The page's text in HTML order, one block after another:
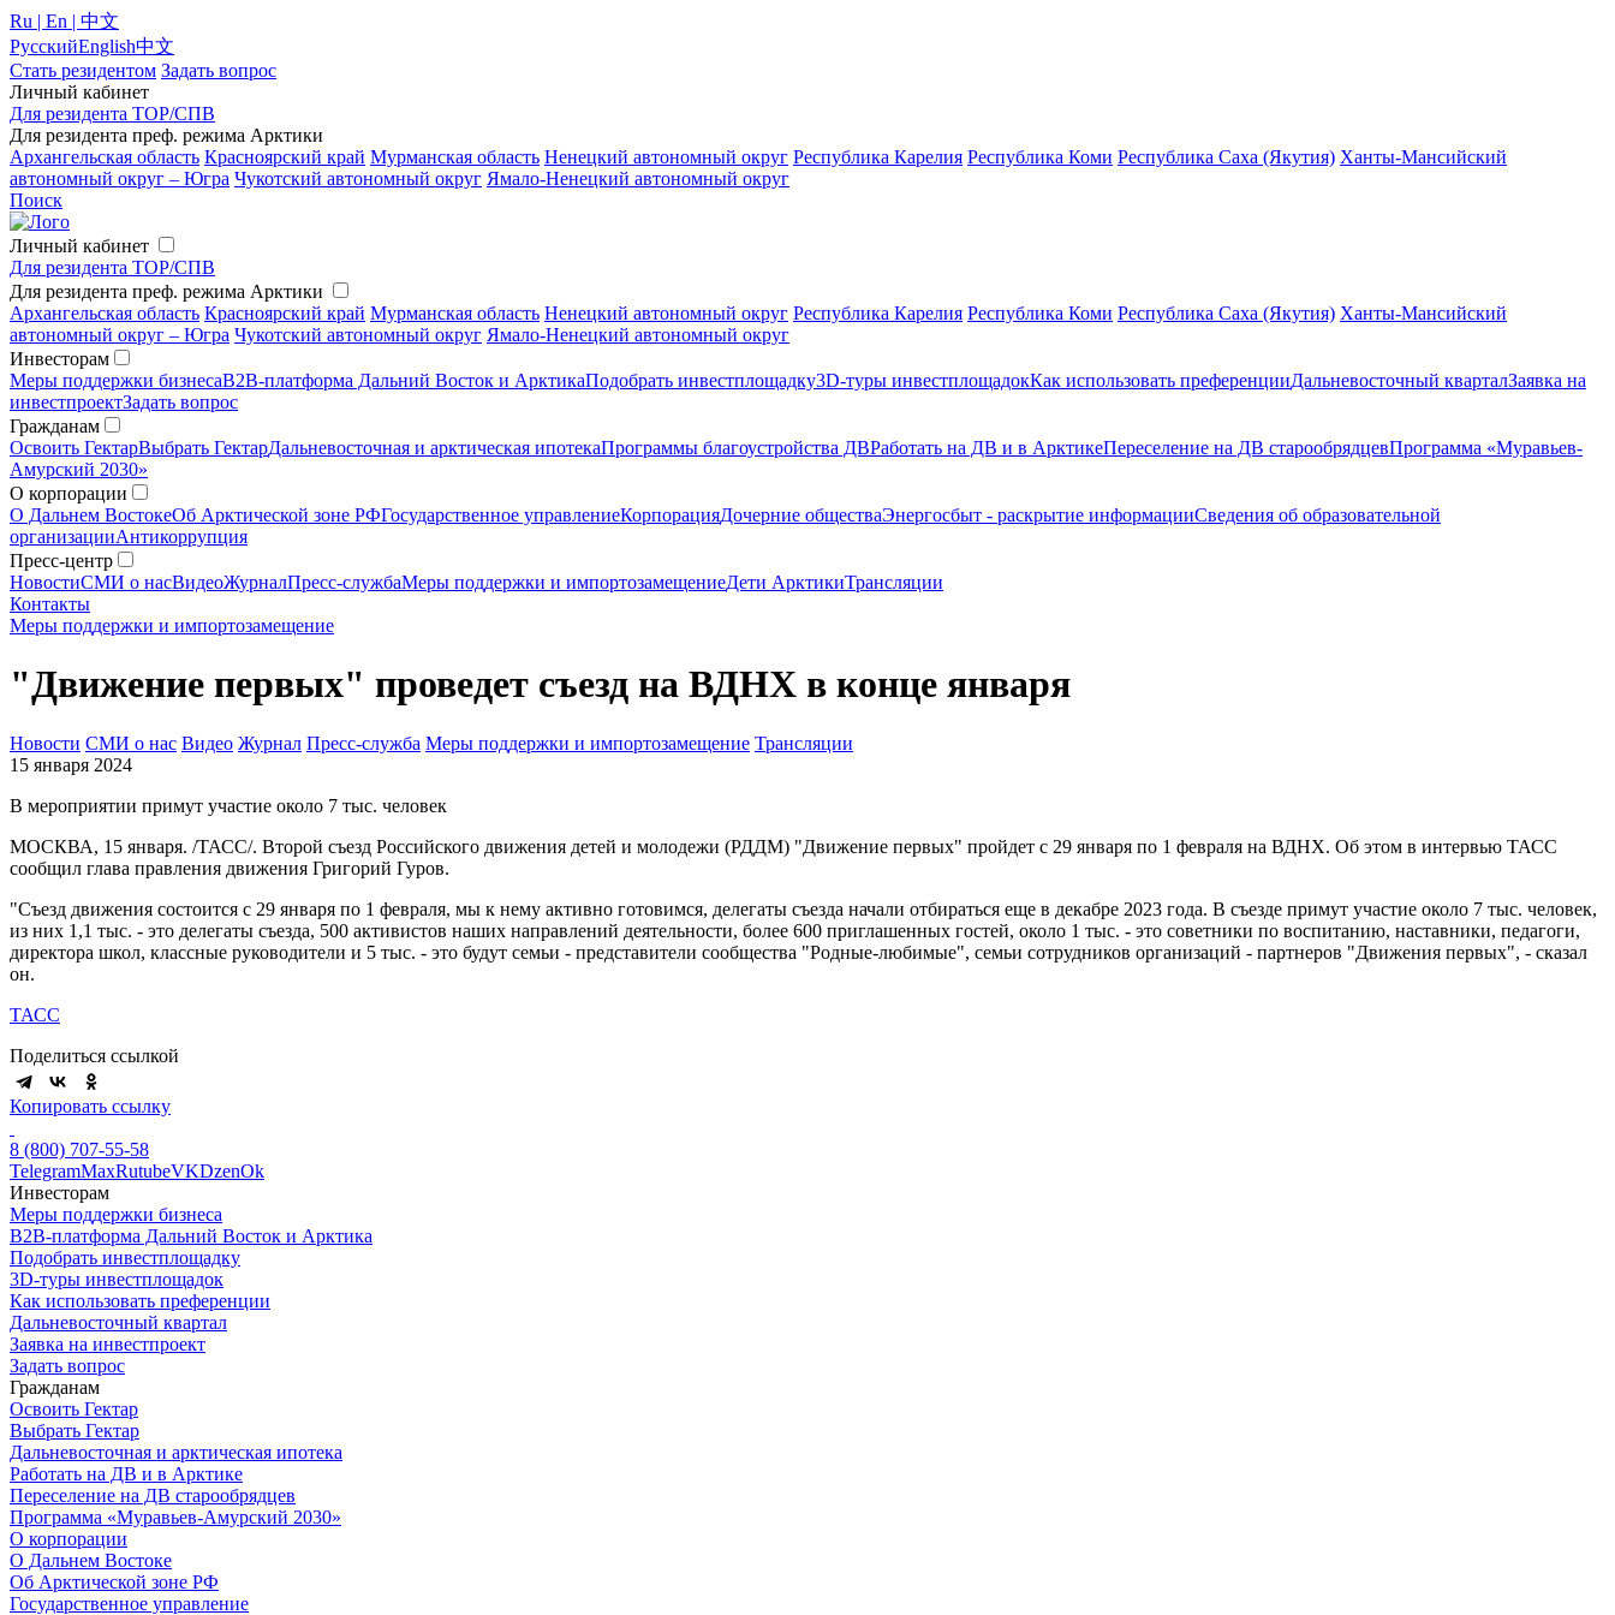
Ru | En | 中文
РусскийEnglish中文
Стать резидентом Задать вопрос
Личный кабинет
Для резидента ТОР/СПВ
Для резидента преф. режима Арктики
Архангельская область Красноярский край Мурманская область Ненецкий автономный округ Республика Карелия Республика Коми Республика Саха (Якутия) Ханты-Мансийский
автономный округ – Югра Чукотский автономный округ Ямало-Ненецкий автономный округ
Поиск
Личный кабинет
Для резидента ТОР/СПВ
Для резидента преф. режима Арктики
Архангельская область Красноярский край Мурманская область Ненецкий автономный округ Республика Карелия Республика Коми Республика Саха (Якутия) Ханты-Мансийский
автономный округ – Югра Чукотский автономный округ Ямало-Ненецкий автономный округ
Инвесторам
Меры поддержки бизнесаB2B-платформа Дальний Восток и АрктикаПодобрать инвестплощадку3D-туры инвестплощадокКак использовать преференцииДальневосточный кварталЗаявка на
инвестпроектЗадать вопрос
Гражданам
Освоить ГектарВыбрать ГектарДальневосточная и арктическая ипотекаПрограммы благоустройства ДВРаботать на ДВ и в АрктикеПереселение на ДВ старообрядцевПрограмма «Муравьев-
Амурский 2030»
О корпорации
О Дальнем ВостокеОб Арктической зоне РФГосударственное управлениеКорпорацияДочерние обществаЭнергосбыт - раскрытие информацииСведения об образовательной
организацииАнтикоррупция
Пресс-центр
НовостиСМИ о насВидеоЖурналПресс-службаМеры поддержки и импортозамещениеДети АрктикиТрансляции
Контакты
Меры поддержки и импортозамещение
"Движение первых" проведет съезд на ВДНХ в конце января
Новости СМИ о нас Видео Журнал Пресс-служба Меры поддержки и импортозамещение Трансляции
15 января 2024
В мероприятии примут участие около 7 тыс. человек
МОСКВА, 15 января. /ТАСС/. Второй съезд Российского движения детей и молодежи (РДДМ) "Движение первых" пройдет с 29 января по 1 февраля на ВДНХ. Об этом в интервью ТАСС
сообщил глава правления движения Григорий Гуров.
"Съезд движения состоится с 29 января по 1 февраля, мы к нему активно готовимся, делегаты съезда начали отбираться еще в декабре 2023 года. В съезде примут участие около 7 тыс. человек,
из них 1,1 тыс. - это делегаты съезда, 500 активистов наших направлений деятельности, более 600 приглашенных гостей, около 1 тыс. - это советники по воспитанию, наставники, педагоги,
директора школ, классные руководители и 5 тыс. - это будут семьи - представители сообщества "Родные-любимые", семьи сотрудников организаций - партнеров "Движения первых", - сказал
он.
ТАСС
Поделиться ссылкой
Копировать ссылку
8 (800) 707-55-58
TelegramMaxRutubeVKDzenOk
Инвесторам
Меры поддержки бизнеса
B2B-платформа Дальний Восток и Арктика
Подобрать инвестплощадку
3D-туры инвестплощадок
Как использовать преференции
Дальневосточный квартал
Заявка на инвестпроект
Задать вопрос
Гражданам
Освоить Гектар
Выбрать Гектар
Дальневосточная и арктическая ипотека
Работать на ДВ и в Арктике
Переселение на ДВ старообрядцев
Программа «Муравьев-Амурский 2030»
О корпорации
О Дальнем Востоке
Об Арктической зоне РФ
Государственное управление